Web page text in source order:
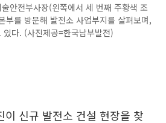
안전부사장(왼쪽에서 세 번째 주황색 조
부를 방문해 발전소 사업부지를 살펴보며,
다. (사진제공=한국남부발전)
이 신규 발전소 건설 현장을 찾